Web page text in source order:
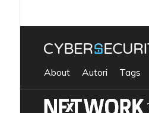
About Autori Tags